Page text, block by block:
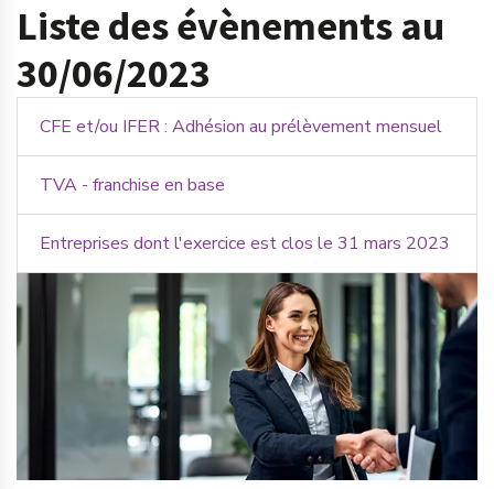
Liste des évènements au
30/06/2023
CFE et/ou IFER : Adhésion au prélèvement mensuel
TVA - franchise en base
Entreprises dont l'exercice est clos le 31 mars 2023